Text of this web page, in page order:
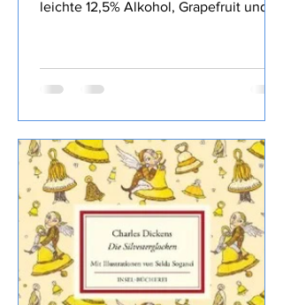
habe ich den Wein bei Svinando.